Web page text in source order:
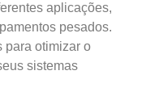
aplicações,
pesados.
para otimizar o
sistemas